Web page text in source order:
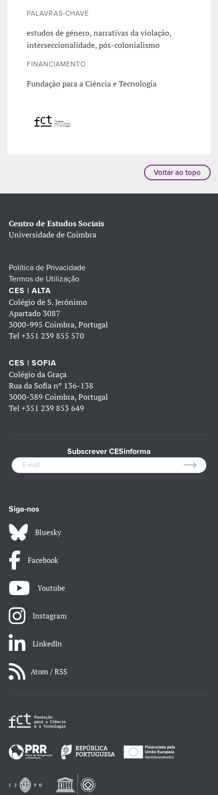
PALAVRAS-CHAVE
estudos de género, narrativas da violação,
interseccionalidade, pós-colonialismo
FINANCIAMENTO
Fundação para a Ciência e Tecnologia
Voltar ao topo
Centro de Estudos Sociais
Universidade de Coimbra
Política de Privacidade
Termos de Utilização
CES | ALTA
Colégio de S. Jerónimo
Apartado 3087
3000-995 Coimbra, Portugal
Tel +351 239 855 570
CES | SOFIA
Colégio da Graça
Rua da Sofia nº 136-138
3000-389 Coimbra, Portugal
Tel +351 239 853 649
Subscrever CESinforma
Siga-nos
Bluesky
Facebook
Youtube
Instagram
LinkedIn
Atom / RSS